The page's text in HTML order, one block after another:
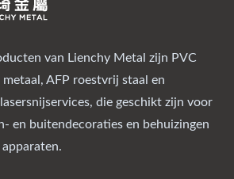
van Lienchy Metal zijn PVC
AFP roestvrij staal en
die geschikt zijn voor
en buitendecoraties en behuizingen